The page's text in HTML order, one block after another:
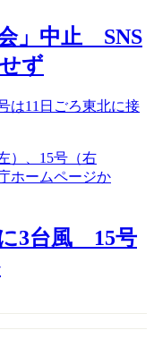
」中止 SNS
ず
は11日ごろ東北に接
3台風 15号